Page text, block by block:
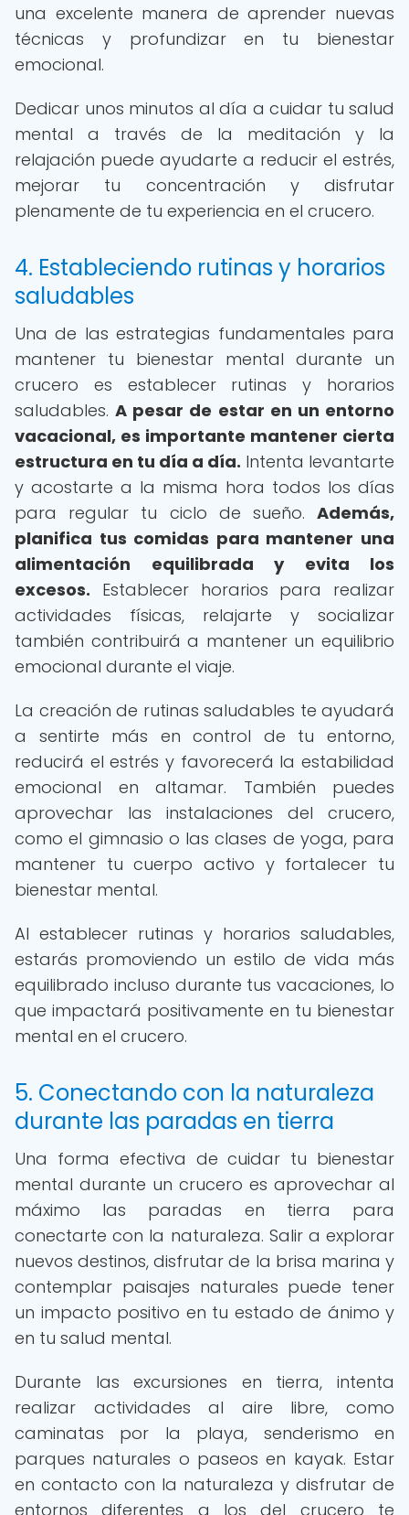
una excelente manera de aprender nuevas
técnicas y profundizar en tu bienestar
emocional.
Dedicar unos minutos al día a cuidar tu salud
mental a través de la meditación y la
relajación puede ayudarte a reducir el estrés,
mejorar tu concentración y disfrutar
plenamente de tu experiencia en el crucero.
4. Estableciendo rutinas y horarios
saludables
Una de las estrategias fundamentales para
mantener tu bienestar mental durante un
crucero es establecer rutinas y horarios
saludables.A pesar de estar en un entorno
vacacional, es importante mantener cierta
estructura en tu día a día. Intenta levantarte
y acostarte a la misma hora todos los días
para regular tu ciclo de sueño. Además,
planifica tus comidas para mantener una
alimentación equilibrada y evita los
excesos. Establecer horarios para realizar
actividades físicas, relajarte y socializar
también contribuirá a mantener un equilibrio
emocional durante el viaje.
La creación de rutinas saludables te ayudará
a sentirte más en control de tu entorno,
reducirá el estrés y favorecerá la estabilidad
emocional en altamar. También puedes
aprovechar las instalaciones del crucero,
como el gimnasio o las clases de yoga, para
mantener tu cuerpo activo y fortalecer tu
bienestar mental.
Al establecer rutinas y horarios saludables,
estarás promoviendo un estilo de vida más
equilibrado incluso durante tus vacaciones, lo
que impactará positivamente en tu bienestar
mental en el crucero.
5. Conectando con la naturaleza
durante las paradas en tierra
Una forma efectiva de cuidar tu bienestar
mental durante un crucero es aprovechar al
máximo las paradas en tierra para
conectarte con la naturaleza. Salir a explorar
nuevos destinos, disfrutar de la brisa marina y
contemplar paisajes naturales puede tener
un impacto positivo en tu estado de ánimo y
en tu salud mental.
Durante las excursiones en tierra, intenta
realizar actividades al aire libre, como
caminatas por la playa, senderismo en
parques naturales o paseos en kayak. Estar
en contacto con la naturaleza y disfrutar de
entornos diferentes a los del crucero te